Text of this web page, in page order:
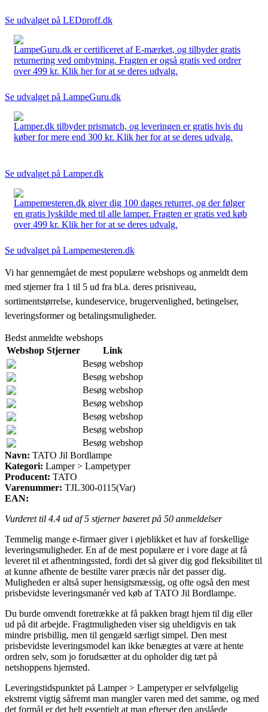
Se udvalget på LEDproff.dk
LampeGuru.dk er certificeret af E-mærket, og tilbyder gratis
returnering ved ombytning. Fragten er også gratis ved ordrer
over 499 kr. Klik her for at se deres udvalg.
Se udvalget på LampeGuru.dk
Lamper.dk tilbyder prismatch, og leveringen er gratis hvis du
køber for mere end 300 kr. Klik her for at se deres udvalg.
Se udvalget på Lamper.dk
Lampemesteren.dk giver dig 100 dages returret, og der følger
en gratis lyskilde med til alle lamper. Fragten er gratis ved køb
over 499 kr. Klik her for at se deres udvalg.
Se udvalget på Lampemesteren.dk
Vi har gennemgået de mest populære webshops og anmeldt dem
med stjerner fra 1 til 5 ud fra bl.a. deres prisniveau,
sortimentstørrelse, kundeservice, brugervenlighed, betingelser,
leveringsformer og betalingsmuligheder.
Bedst anmeldte webshops
Webshop Stjerner
Link
Besøg webshop
Besøg webshop
Besøg webshop
Besøg webshop
Besøg webshop
Besøg webshop
Besøg webshop
Navn: TATO Jil Bordlampe
Kategori: Lamper > Lampetyper
Producent: TATO
Varenummer: TJL300-0115(Var)
EAN:
Vurderet til 4.4 ud af 5 stjerner baseret på 50 anmeldelser
Temmelig mange e-firmaer giver i øjeblikket et hav af forskellige
leveringsmuligheder. En af de mest populære er i vore dage at få
leveret til et afhentningssted, fordi det så giver dig god fleksibilitet til
at kunne afhente de bestilte varer præcis når det passer dig.
Muligheden er altså super hensigtsmæssig, og ofte også den mest
prisbevidste leveringsmanér ved køb af TATO Jil Bordlampe.
Du burde omvendt foretrække at få pakken bragt hjem til dig eller
ud på dit arbejde. Fragtmuligheden viser sig uheldigvis en tak
mindre prisbillig, men til gengæld særligt simpel. Den mest
prisbevidste leveringsmodel kan ikke benægtes at være at hente
ordren selv, som jo forudsætter at du opholder dig tæt på
netshoppens hjemsted.
Leveringstidspunktet på Lamper > Lampetyper er selvfølgelig
ekstremt vigtig såfremt man mangler varen med det samme, og med
det formål er det helt essentielt at man efterser den anslåede